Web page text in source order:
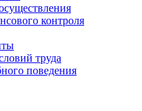
контроля
труда
поведения